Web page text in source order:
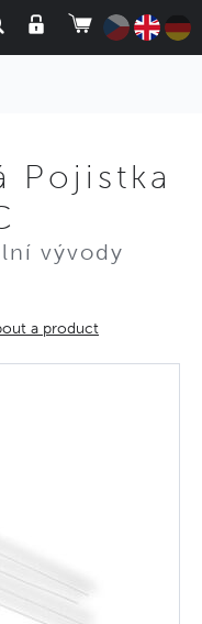
Pojistka
vývody
a product